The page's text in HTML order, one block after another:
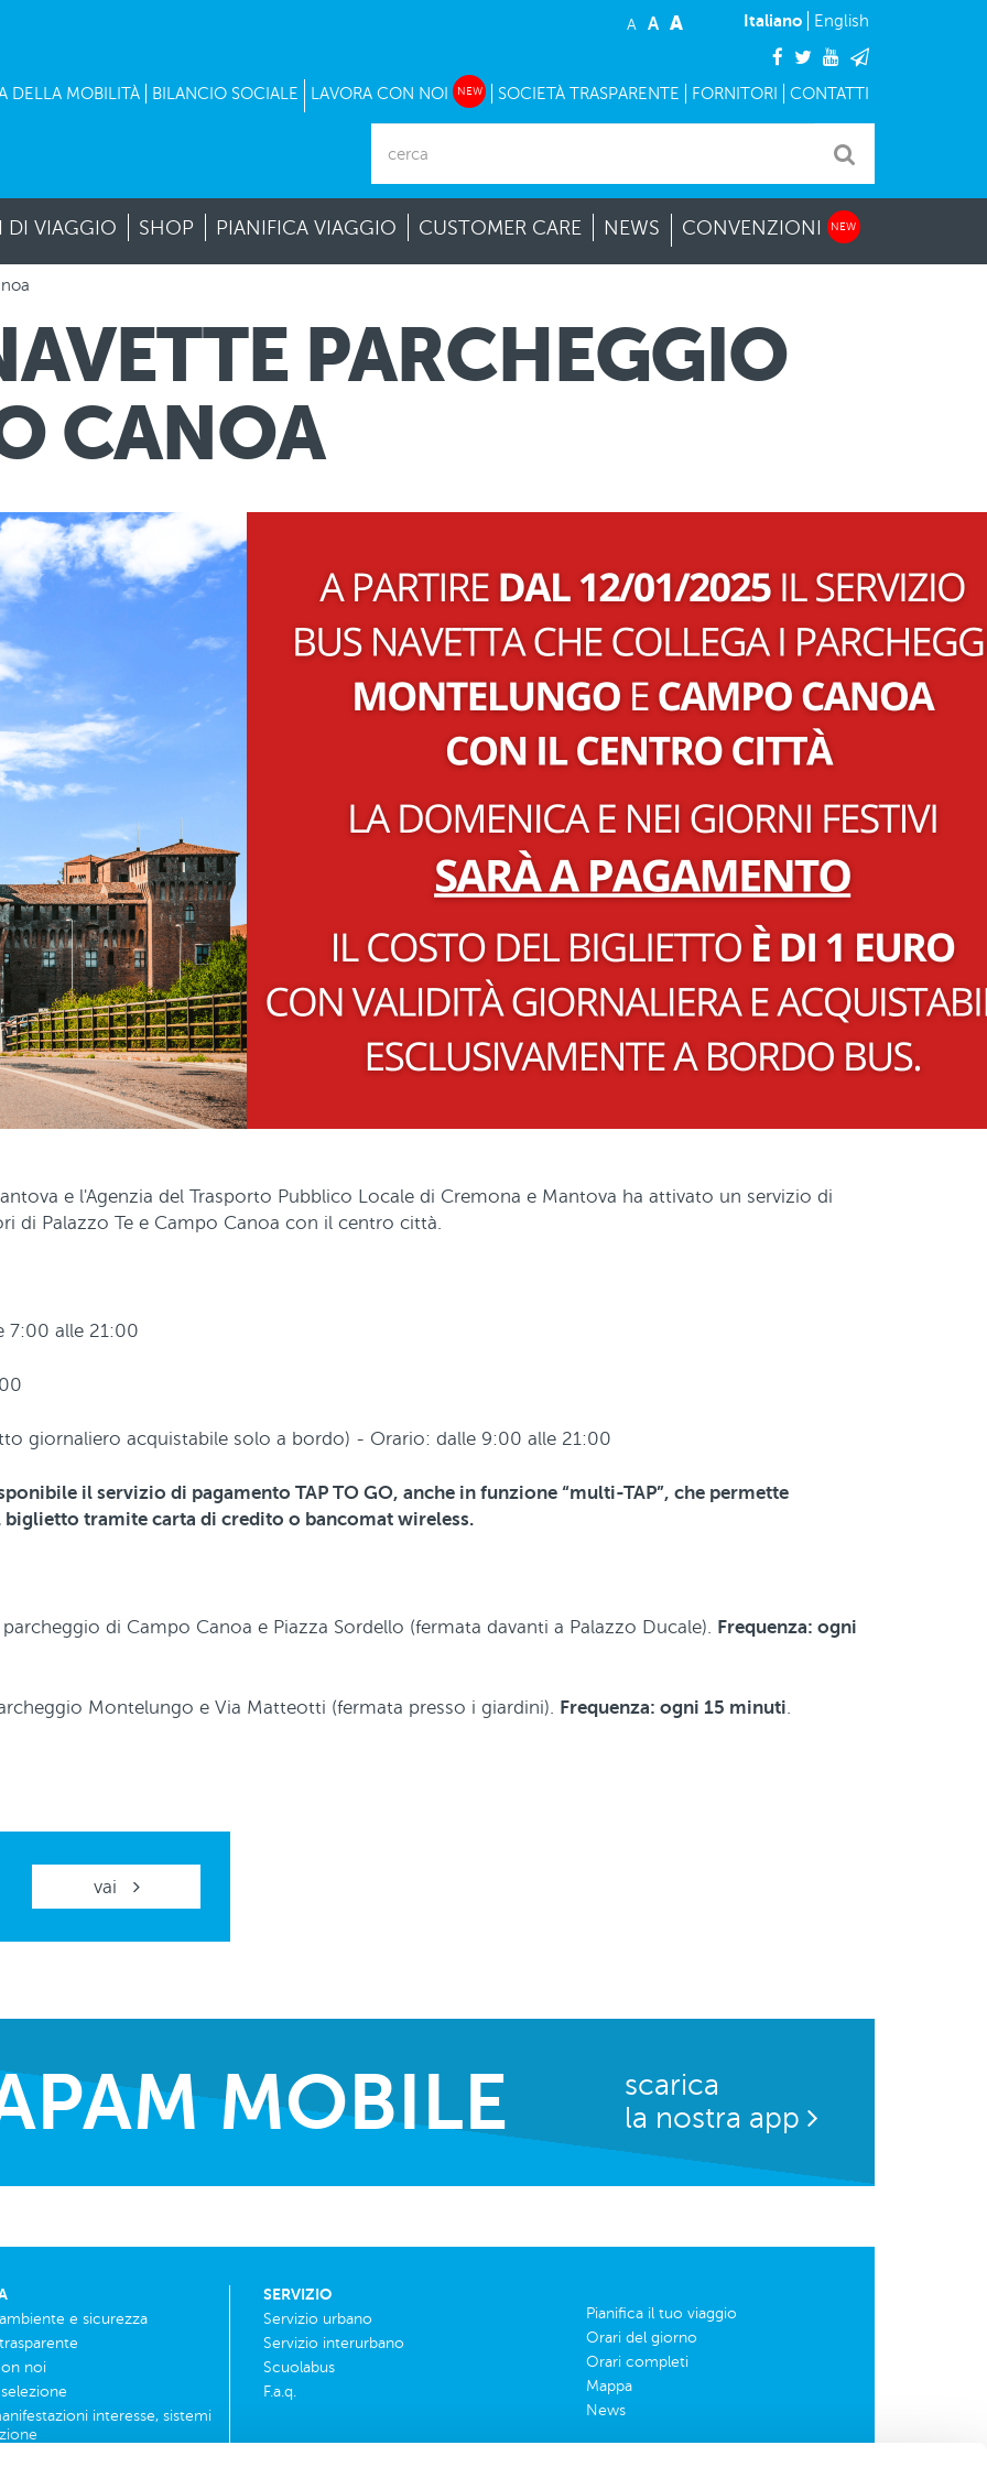
Italiano English
A A A
facebook
twitter youtubemail
DELLA MOBILITÀ BILANCIO SOCIALE LAVORA CON NOI NEW SOCIETÀ TRASPARENTE FORNITORI CONTATTI
DI VIAGGIO SHOP PIANIFICA VIAGGIO CUSTOMER CARE NEWS CONVENZIONI NEW
PARCHEGGIO
CANOA
e l'Agenzia del Trasporto Pubblico Locale di Cremona e Mantova ha attivato un servizio di
di Palazzo Te e Campo Canoa con il centro città.
7:00 alle 21:00
giornaliero acquistabile solo a bordo) - Orario: dalle 9:00 alle 21:00
il servizio di pagamento TAP TO GO, anche in funzione “multi-TAP”, che permette
biglietto tramite carta di credito o bancomat wireless.
di Campo Canoa e Piazza Sordello (fermata davanti a Palazzo Ducale). Frequenza: ogni
Montelungo e Via Matteotti (fermata presso i giardini). Frequenza: ogni 15 minuti.
vai
MOBILE
scarica
la nostra app
e sicurezza
noi
interesse, sistemi
SERVIZIO
Servizio urbano
Servizio interurbano
Scuolabus
F.a.q.
Pianifica il tuo viaggio
Orari del giorno
Orari completi
Mappa
News